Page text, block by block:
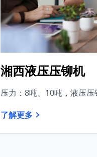
湘西液压压铆机
压力：8吨、10吨，液压压
了解更多